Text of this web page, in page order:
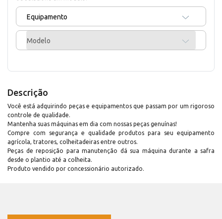
Equipamento
Modelo
Descrição
Você está adquirindo peças e equipamentos que passam por um rigoroso
controle de qualidade.
Mantenha suas máquinas em dia com nossas peças genuínas!
Compre com segurança e qualidade produtos para seu equipamento
agrícola, tratores, colheitadeiras entre outros.
Peças de reposição para manutenção dá sua máquina durante a safra
desde o plantio até a colheita.
Produto vendido por concessionário autorizado.